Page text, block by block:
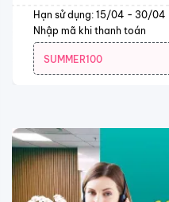
Hạn sử dụng: 15/04 - 30/04
Nhập mã khi thanh toán
SUMMER100